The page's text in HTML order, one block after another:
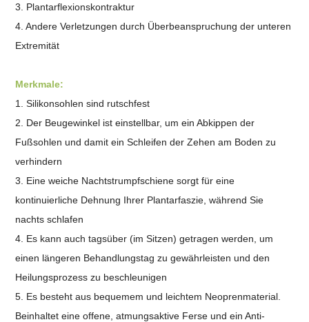
3. Plantarflexionskontraktur
4. Andere Verletzungen durch Überbeanspruchung der unteren
Extremität
Merkmale:
1. Silikonsohlen sind rutschfest
2. Der Beugewinkel ist einstellbar, um ein Abkippen der
Fußsohlen und damit ein Schleifen der Zehen am Boden zu
verhindern
3. Eine weiche Nachtstrumpfschiene sorgt für eine
kontinuierliche Dehnung Ihrer Plantarfaszie, während Sie
nachts schlafen
4. Es kann auch tagsüber (im Sitzen) getragen werden, um
einen längeren Behandlungstag zu gewährleisten und den
Heilungsprozess zu beschleunigen
5. Es besteht aus bequemem und leichtem Neoprenmaterial.
Beinhaltet eine offene, atmungsaktive Ferse und ein Anti-